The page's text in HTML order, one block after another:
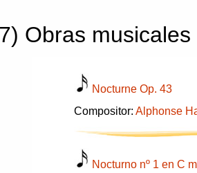
Obras
Nocturne Op. 43
Compositor: Alphonse
Nocturno nº 1 en C